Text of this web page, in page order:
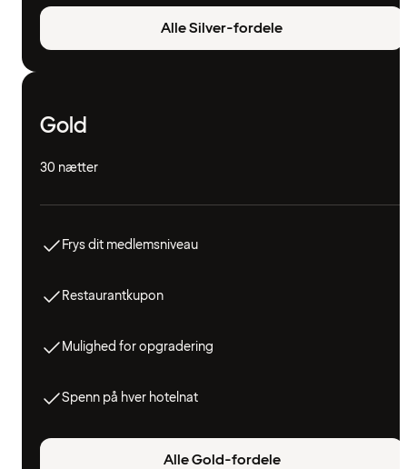
Alle Silver-fordele
Gold
30 nætter
Frys dit medlemsniveau
Restaurantkupon
Mulighed for opgradering
Spenn på hver hotelnat
Alle Gold-fordele